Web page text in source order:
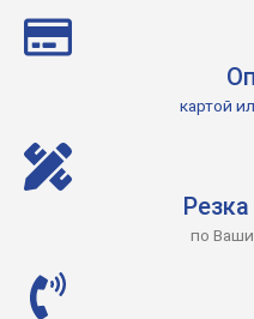
картой
по